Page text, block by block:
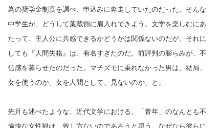
為の奨学金制度を調べ、申込みに奔走していたのだった。そんな
中学生が、どうして葉蔵側に肩入れできよう。文学を楽しむにあ
たって、主人公に共感できるかどうかは関係ないのだが、それに
しても『人間失格』は、有名すぎたのだ。前評判の膨らみが、不
信感を募らせたのだった。マチズモに乗れなかった男は、結局、
女を使うのか、女を人間として、見ないのか、と。
先月も述べたような、近代文学における、「青年」のなんとも不
愉快な女性観は、致し方ないのであろうと思う。なぜなら彼らに